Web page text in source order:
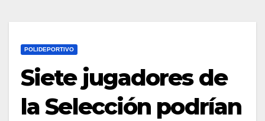
POLIDEPORTIVO
Siete jugadores de
la Selección podrían